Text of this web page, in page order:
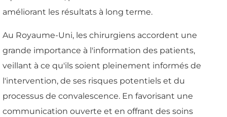
améliorant les résultats à long terme.
Au Royaume-Uni, les chirurgiens accordent une
grande importance à l'information des patients,
veillant à ce qu'ils soient pleinement informés de
l'intervention, de ses risques potentiels et du
processus de convalescence. En favorisant une
communication ouverte et en offrant des soins